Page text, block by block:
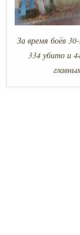
За время боёв
334 убито и